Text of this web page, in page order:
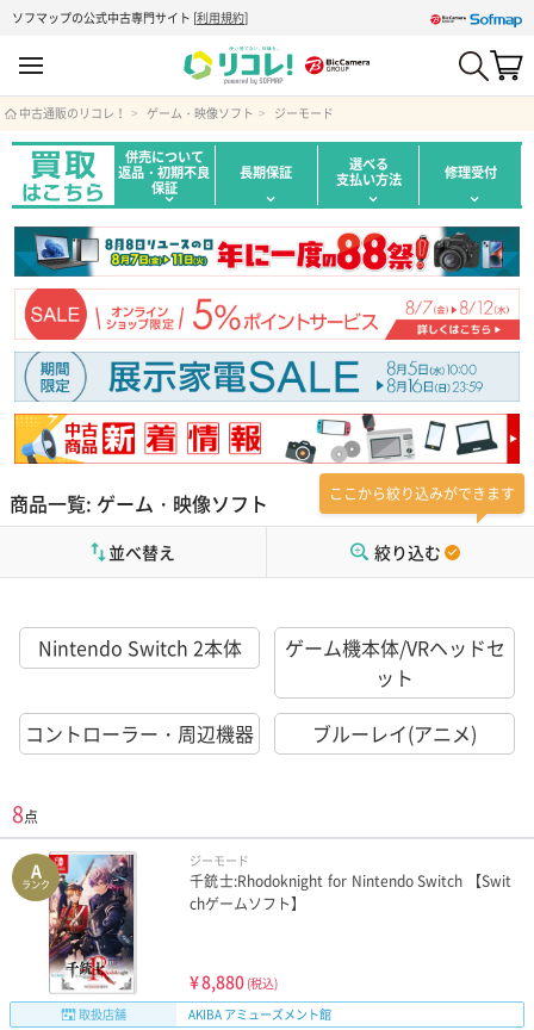
ソフマップの公式中古専門サイト [利用規約]
中古通販のリコレ！ ゲーム・映像ソフト ジーモード
併売について
返品・初期不良
保証
長期保証 選べる
支払い方法 修理受付
商品一覧: ゲーム・映像ソフト ここから絞り込みができます
絞り込む
並べ替え
Nintendo Switch 2本体
ゲーム機本体/VRヘッドセ
ット
コントローラー・周辺機器
ブルーレイ(アニメ)
8点
A
ランク
ジーモード
千銃士:Rhodoknight for Nintendo Switch 【Swit
chゲームソフト】
¥8,880 (税込)
取扱店舗
AKIBA アミューズメント館